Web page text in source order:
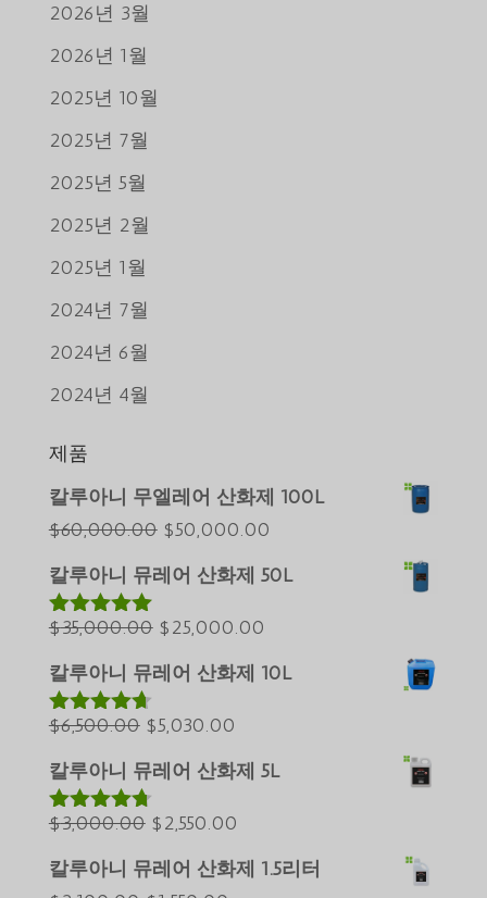
2026년 3월
2026년 1월
2025년 10월
2025년 7월
2025년 5월
2025년 2월
2025년 1월
2024년 7월
2024년 6월
2024년 4월
제품
칼루아니 무엘레어 산화제 100L
$60,000.00 원
래
격:
$60,000.00.
$50,000.00
칼루아니 뮤레어 산화제 50L
5 중에서
됨
$35,000.00 원
래
격:
$35,000.00.
$25,000.00
칼루아니 뮤레어 산화제 10L
5 중에서
가됨
$6,500.00 원
래
가
격:
$6,500.00.
$5,030.00
재
격:
$5,030.00.
칼루아니 뮤레어 산화제 5L
5 중에서
가됨
$3,000.00 원
래
$2,550.00
재
칼루아니 뮤레어 산화제 1.5리터
Deutsch (Sie)
Қазақ тілі
Bahasa Melayu
Português do Brasil